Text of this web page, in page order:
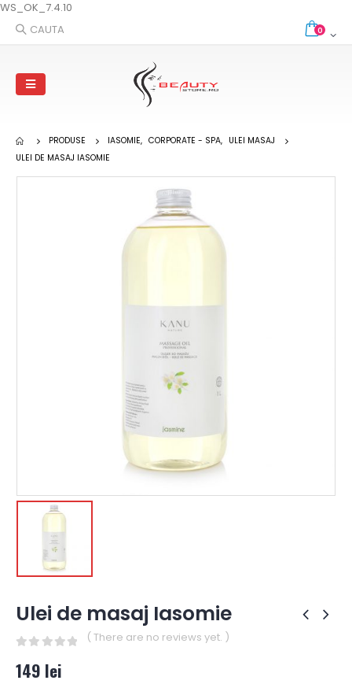
WS_OK_7.4.10
CAUTA
0
PRODUSE IASOMIE, CORPORATE - SPA, ULEI MASAJ
ULEI DE MASAJ IASOMIE
Ulei de masaj Iasomie
( There are no reviews yet. )
149 lei